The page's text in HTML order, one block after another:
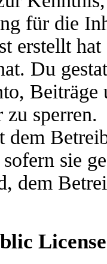
für die
erstellt
Du
zu sperren.
dem
sie
dem
License